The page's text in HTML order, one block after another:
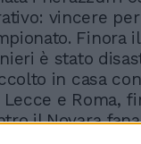
vincere per
Finora
è stato
in casa
e Roma,
il Novara